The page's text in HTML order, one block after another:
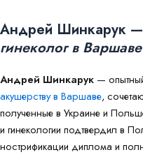
Андрей Шинкарук —
гинеколог в Варшаве
Андрей Шинкарук —
акушерству в Варшаве,
полученные в Украине и
и гинекологии подтвердил в
нострификации диплома и